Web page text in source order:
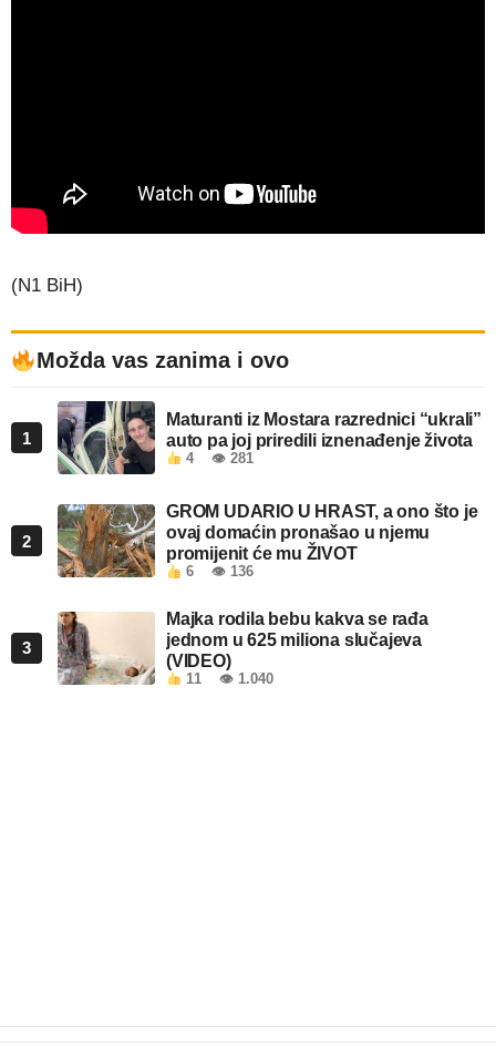
(N1 BiH)
Možda vas zanima i ovo
1
Maturanti iz Mostara razrednici “ukrali”
auto pa joj priredili iznenađenje života
4 👁 281
2
GROM UDARIO U HRAST, a ono što je
ovaj domaćin pronašao u njemu
promijenit će mu ŽIVOT
6 👁 136
3
Majka rodila bebu kakva se rađa
jednom u 625 miliona slučajeva
(VIDEO)
11 👁 1.040